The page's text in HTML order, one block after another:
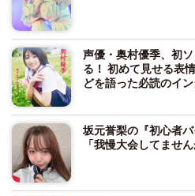
声優・奥村優季、初
る！ 初めて見せる表
どを語った必読のイ
坂元誉梨の『初心者
「我慢大会してません